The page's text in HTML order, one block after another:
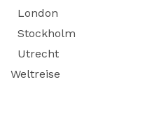
London
Stockholm
Utrecht
Weltreise